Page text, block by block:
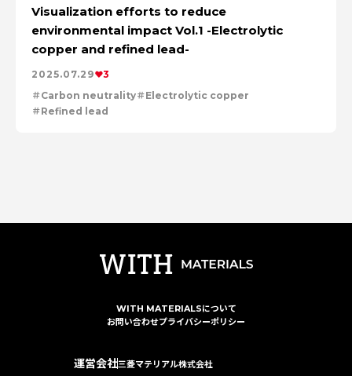
特集：カーボンニュートラルに挑む
特集：都市鉱山に挑む
特集：進化する銅
電気鉛
特集：金属と社会を、クリーンにつくり出す
特集：限りある金属資源を、未来につなぐ。
resource circulation
Electrolytic copper
資源循環
リサイクル
Visualization efforts to reduce
environmental impact Vol.1 -Electrolytic
copper and refined lead-
2025.07.29
3
Carbon neutrality
Electrolytic copper
Refined lead
WITH MATERIALSについて
お問い合わせプライバシーポリシー
運営会社三菱マテリアル株式会社